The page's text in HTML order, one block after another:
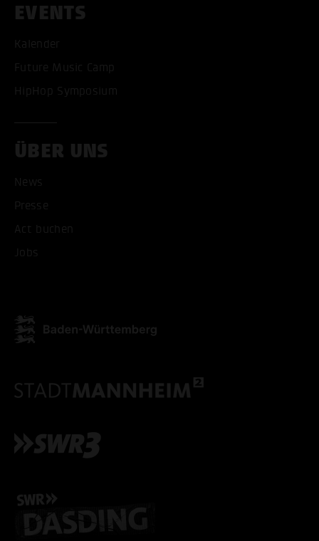
EVENTS
Kalender
Future Music Camp
HipHop Symposium
ÜBER UNS
News
Presse
Act buchen
Jobs